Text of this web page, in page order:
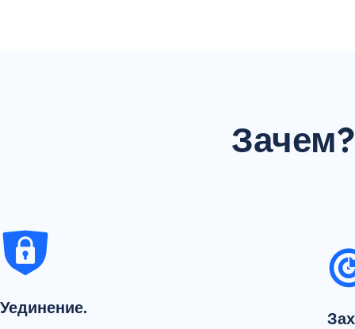
Уединение.